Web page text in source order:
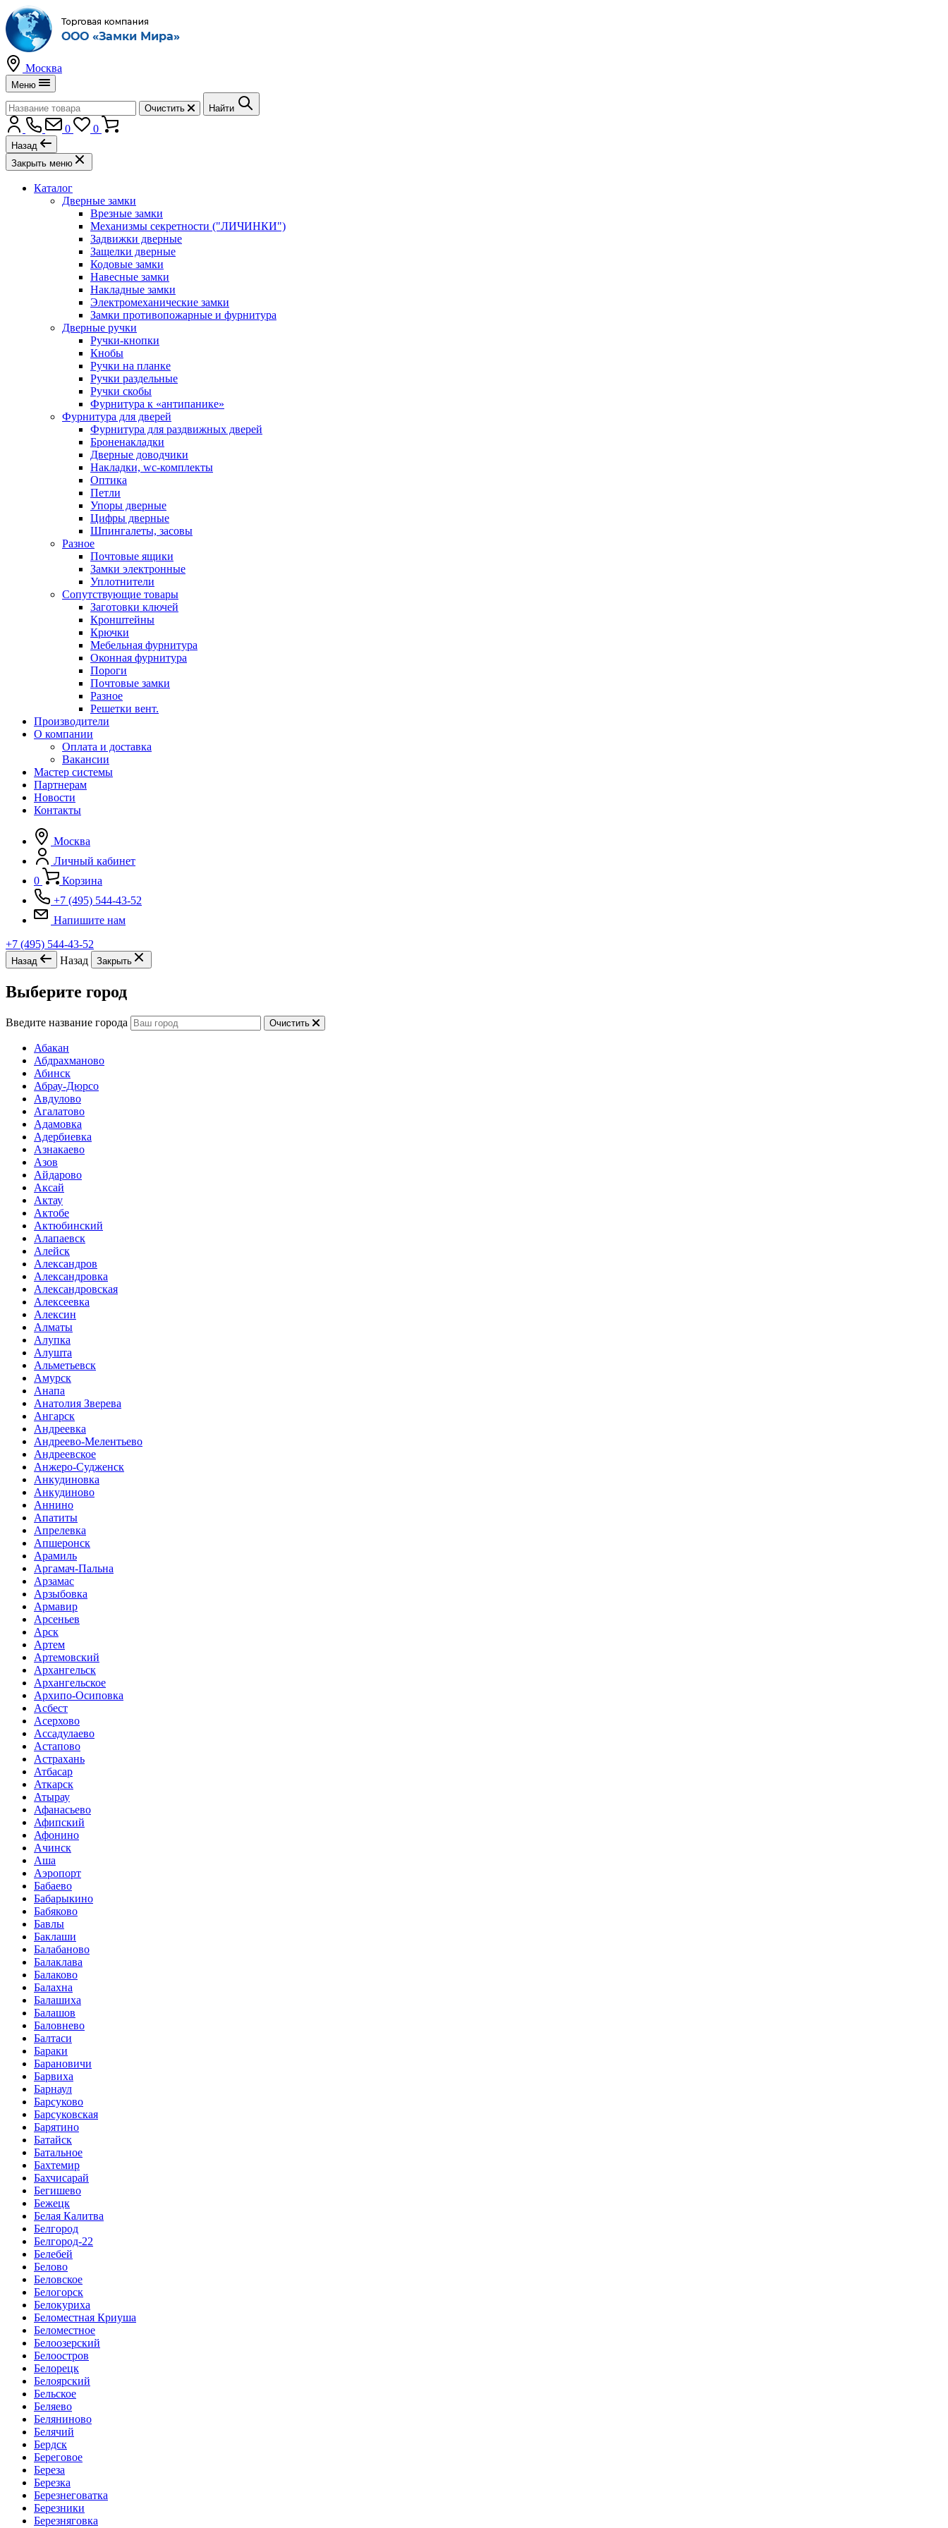
Москва
Меню
Очистить Найти
0 0
Назад
Закрыть меню
Каталог
Дверные замки
Врезные замки
Механизмы секретности ("ЛИЧИНКИ")
Задвижки дверные
Защелки дверные
Кодовые замки
Навесные замки
Накладные замки
Электромеханические замки
Замки противопожарные и фурнитура
Дверные ручки
Ручки-кнопки
Кнобы
Ручки на планке
Ручки раздельные
Ручки скобы
Фурнитура к «антипанике»
Фурнитура для дверей
Фурнитура для раздвижных дверей
Броненакладки
Дверные доводчики
Накладки, wc-комплекты
Оптика
Петли
Упоры дверные
Цифры дверные
Шпингалеты, засовы
Разное
Почтовые ящики
Замки электронные
Уплотнители
Сопутствующие товары
Заготовки ключей
Кронштейны
Крючки
Мебельная фурнитура
Оконная фурнитура
Пороги
Почтовые замки
Разное
Решетки вент.
Производители
О компании
Оплата и доставка
Вакансии
Мастер системы
Партнерам
Новости
Контакты
Москва
Личный кабинет
0
Корзина
+7 (495) 544-43-52
Напишите нам
+7 (495) 544-43-52
Назад Назад Закрыть
Выберите город
Введите название города Очистить
Абакан
Абдрахманово
Абинск
Абрау-Дюрсо
Авдулово
Агалатово
Адамовка
Адербиевка
Азнакаево
Азов
Айдарово
Аксай
Актау
Актобе
Актюбинский
Алапаевск
Алейск
Александров
Александровка
Александровская
Алексеевка
Алексин
Алматы
Алупка
Алушта
Альметьевск
Амурск
Анапа
Анатолия Зверева
Ангарск
Андреевка
Андреево-Мелентьево
Андреевское
Анжеро-Судженск
Анкудиновка
Анкудиново
Аннино
Апатиты
Апрелевка
Апшеронск
Арамиль
Аргамач-Пальна
Арзамас
Арзыбовка
Армавир
Арсеньев
Арск
Артем
Артемовский
Архангельск
Архангельское
Архипо-Осиповка
Асбест
Асерхово
Ассадулаево
Астапово
Астрахань
Атбасар
Аткарск
Атырау
Афанасьево
Афипский
Афонино
Ачинск
Аша
Аэропорт
Бабаево
Бабарыкино
Бабяково
Бавлы
Баклаши
Балабаново
Балаклава
Балаково
Балахна
Балашиха
Балашов
Баловнево
Балтаси
Бараки
Барановичи
Барвиха
Барнаул
Барсуково
Барсуковская
Барятино
Батайск
Батальное
Бахтемир
Бахчисарай
Бегишево
Бежецк
Белая Калитва
Белгород
Белгород-22
Белебей
Белово
Беловское
Белогорск
Белокуриха
Беломестная Криуша
Беломестное
Белоозерский
Белоостров
Белорецк
Белоярский
Бельское
Беляево
Беляниново
Белячий
Бердск
Береговое
Береза
Березка
Березнеговатка
Березники
Березняговка